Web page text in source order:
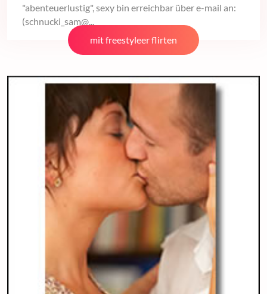
"abenteuerlustig", sexy bin erreichbar über e-mail an:
(schnucki_sam@...
mit freestyleer flirten